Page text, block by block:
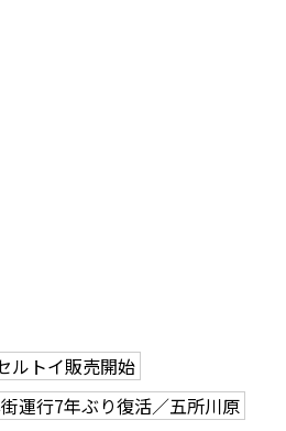
ルトイ販売開始
運行7年ぶり復活／五所川原